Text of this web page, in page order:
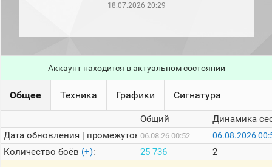
месяц)
(за
Топ
1000
Кланы
18.07.2026 20:29
Аккаунт находится в актуальном состоянии
Общее Техника Графики Сигнатура
Дата обновления | промежуток:
Количество боёв (+):
Общий
06.08.26 00:52
25 736
Динамика
06.08.2026
2